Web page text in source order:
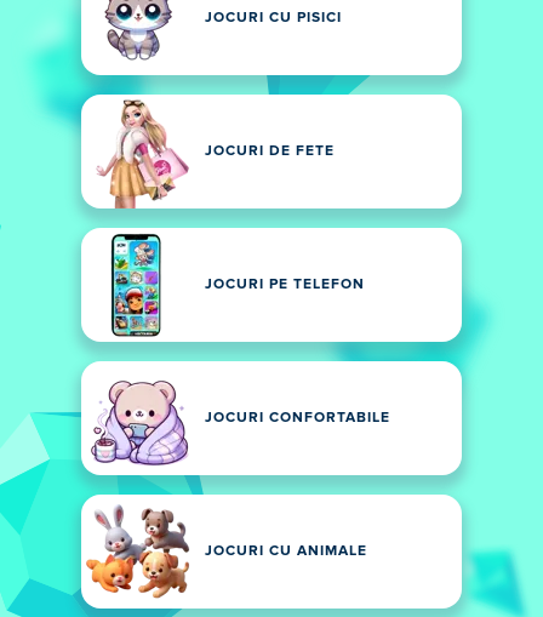
JOCURI CU PISICI
JOCURI DE FETE
JOCURI PE TELEFON
JOCURI CONFORTABILE
JOCURI CU ANIMALE